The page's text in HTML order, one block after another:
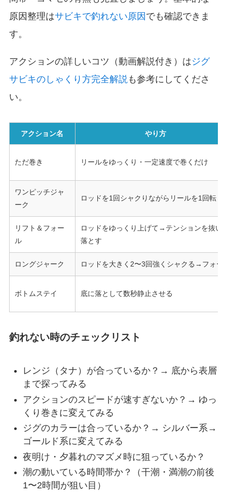
原因整理はサビキで釣れない原因 でも確認できま
す。
アクションの詳しいコツ（動画解説付き）はジグ
サビキのしゃくり方完全解説 も参考にしてくださ
い。
アクション名 やり方
ただ巻き リールをゆっくり・一定速度で巻くだけ
ワンピッチジャ
ーク
ロッドを1回シャクりながらリールを1回転
リフト＆フォー
ル
ロッドをゆっくり上げて→テンションを抜い
落とす
ロングジャーク ロッドを大きく2〜3回強くシャクる→フォー
ボトムステイ 底に落として数秒静止させる
釣れない時のチェックリスト
レンジ（タナ）が合っているか？→ 底から表層
まで探ってみる
アクションのスピードが速すぎないか？→ ゆっ
くり巻きに変えてみる
ジグのカラーは合っているか？→ シルバー系→
ゴールド系に変えてみる
夜明け・夕暮れのマズメ時に狙っているか？
潮の動いている時間帯か？（干潮・満潮の前後
1〜2時間が狙い目）